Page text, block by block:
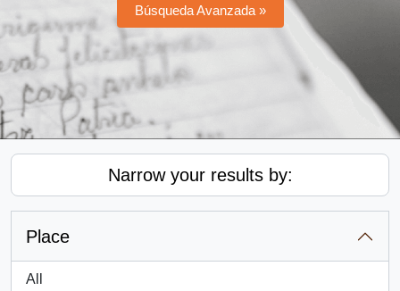
Búsqueda Avanzada »
Narrow your results by:
Place
All